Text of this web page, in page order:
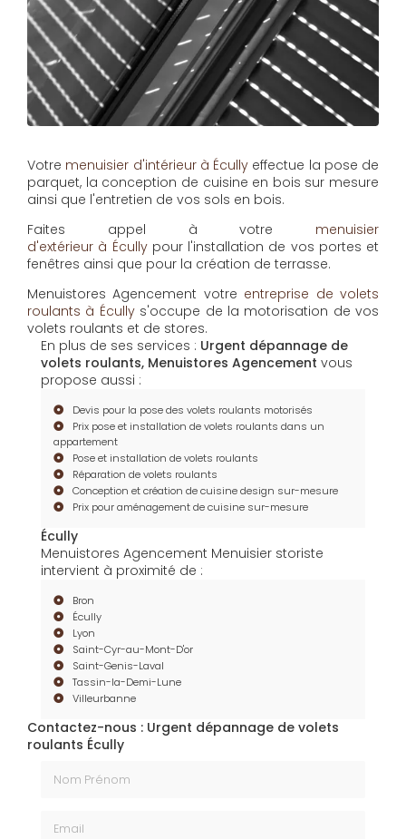
Votre menuisier d'intérieur à Écully effectue la pose de
parquet, la conception de cuisine en bois sur mesure
ainsi que l'entretien de vos sols en bois.
Faites appel à votre menuisier
d'extérieur à Écullypour l'installation de vos portes et
fenêtres ainsi que pour la création de terrasse.
Menuistores Agencement votre entreprise de volets
roulants à Écullys'occupe de la motorisation de vos
volets roulants et de stores.
En plus de ses services : Urgent dépannage de
volets roulants, Menuistores Agencement vous
propose aussi :
Devis pour la pose des volets roulants motorisés
Prix pose et installation de volets roulants dans un
appartement
Pose et installation de volets roulants
Réparation de volets roulants
Conception et création de cuisine design sur-mesure
Prix pour aménagement de cuisine sur-mesure
Écully
Menuistores Agencement Menuisier storiste
intervient à proximité de :
Bron
Écully
Lyon
Saint-Cyr-au-Mont-D'or
Saint-Genis-Laval
Tassin-la-Demi-Lune
Villeurbanne
Contactez-nous : Urgent dépannage de volets
roulants Écully